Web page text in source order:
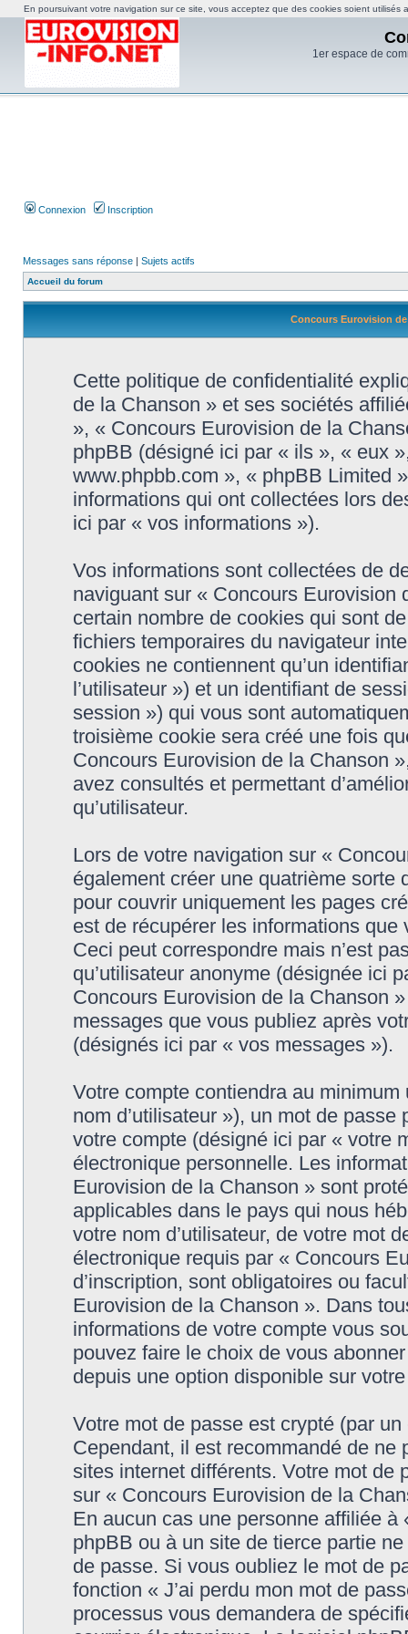
1er espace de
Connexion Inscription
Messages sans réponse | Sujets actifs
Accueil du forum
Concours Eurovision
Cette politique de confidentialité
de la Chanson » et ses sociétés
», « Concours Eurovision de la
phpBB (désigné ici par « ils », « eux
www.phpbb.com », « phpBB Limited
informations qui ont collectées lors
ici par « vos informations »).
Vos informations sont collectées de
naviguant sur « Concours
certain nombre de cookies qui sont
fichiers temporaires du navigateur
cookies ne contiennent qu’un
l’utilisateur ») et un identifiant de
session ») qui vous sont
troisième cookie sera créé une fois
Concours Eurovision de la Chanson
avez consultés et permettant
qu’utilisateur.
Lors de votre navigation sur «
également créer une quatrième
pour couvrir uniquement les pages
est de récupérer les informations
Ceci peut correspondre mais n’est
qu’utilisateur anonyme (désignée ici
Concours Eurovision de la Chanson
messages que vous publiez après
(désignés ici par « vos messages »).
Votre compte contiendra au
nom d’utilisateur »), un mot de
votre compte (désigné ici par « votre
électronique personnelle. Les
Eurovision de la Chanson » sont
applicables dans le pays qui nous
votre nom d’utilisateur, de votre mot
électronique requis par « Concours
d’inscription, sont obligatoires ou
Eurovision de la Chanson ». Dans
informations de votre compte vous
pouvez faire le choix de vous
depuis une option disponible sur
Votre mot de passe est crypté (par
Cependant, il est recommandé de
sites internet différents. Votre mot de
sur « Concours Eurovision de la
En aucun cas une personne affiliée
phpBB ou à un site de tierce partie
de passe. Si vous oubliez le mot de
fonction « J’ai perdu mon mot de
processus vous demandera de
En poursuivant votre navigation sur ce site, vous acceptez que des cookies soient